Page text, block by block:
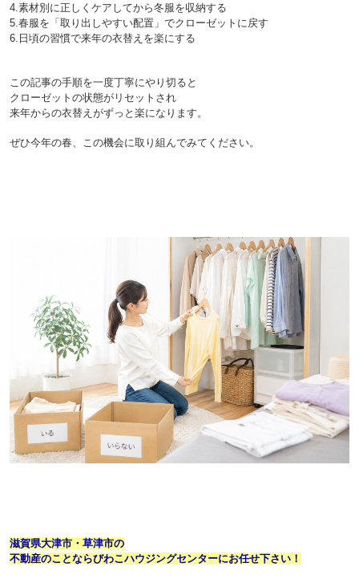
4.素材別に正しくケアしてから冬服を収納する
5.春服を「取り出しやすい配置」でクローゼットに戻す
この記事の手順を一度丁寧にやり切ると
クローゼットの状態がリセットされ
来年からの衣替えがずっと楽になります。
ぜひ今年の春、この機会に取り組んでみてください。
滋賀県大津市・草津市の
不動産のことならびわこハウジングセンターにお任せ下さい！